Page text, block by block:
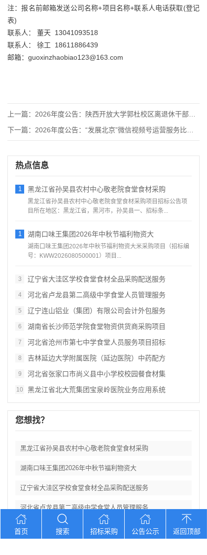
注：报名前邮箱发送公司名称+项目名称+联系人电话获取(登记
表)
联系人： 董天 13041093518
联系人： 徐工 18611886439
邮箱：guoxinzhaobiao123@163.com
上一篇： 2026年度公告：陕西开放大学郭杜校区离退休干部党员活动中心
下一篇： 2026年度公告：“发展北京”微信视频号运营服务比选公告
热点信息
1 黑龙江省孙吴县农村中心敬老院食堂食材采购
黑龙江省孙吴县农村中心敬老院食堂食材采购项目招标公告项
目所在地区：黑龙江省，黑河市，孙吴县一、招标条...
1 湖南口味王集团2026年中秋节福利物资大
湖南口味王集团2026年中秋节福利物资大米采购项目（招标编
号：KWW2026080500001）项目...
3 辽宁省大洼区学校食堂食材全品采购配送服务
4 河北省卢龙县第二高级中学食堂人员管理服务
5 辽宁连山铝业（集团）有限公司会计外包服务
6 湖南省长沙师范学院食堂物资供货商采购项目
7 河北省沧州市第七中学食堂人员服务项目招标
8 吉林延边大学附属医院（延边医院）中药配方
9 河北省张家口市尚义县中小学校校园餐食材集
10 黑龙江省北大荒集团宝泉岭医院业务应用系统
您想找？
黑龙江省孙吴县农村中心敬老院食堂食材采购
湖南口味王集团2026年中秋节福利物资大
辽宁省大洼区学校食堂食材全品采购配送服务
河北省卢龙县第二高级中学食堂人员管理服务
辽宁连山铝业（集团）有限公司会计外包服务
首页 搜索 招标采购 公告公示 返回顶部